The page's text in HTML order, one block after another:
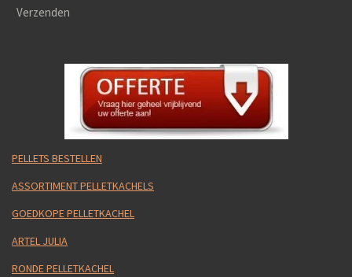
Verzenden
PELLETS BESTELLEN
ASSORTIMENT PELLETKACHELS
GOEDKOPE PELLETKACHEL
ARTEL JULIA
RONDE PELLETKACHEL